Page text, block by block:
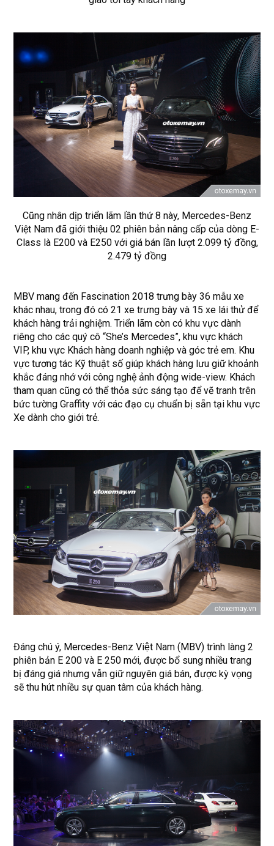
Cũng nhân dịp triển lãm lần thứ 8 này, Mercedes-Benz
Việt Nam đã giới thiệu 02 phiên bản nâng cấp của dòng E-
Class là E200 và E250 với giá bán lần lượt 2.099 tỷ đồng,
2.479 tỷ đồng
MBV mang đến Fascination 2018 trưng bày 36 mẫu xe
khác nhau, trong đó có 21 xe trưng bày và 15 xe lái thử để
khách hàng trải nghiệm. Triển lãm còn có khu vực dành
riêng cho các quý cô “She’s Mercedes”, khu vực khách
VIP, khu vực Khách hàng doanh nghiệp và góc trẻ em. Khu
vực tương tác Kỹ thuật số giúp khách hàng lưu giữ khoảnh
khắc đáng nhớ với công nghệ ảnh động wide-view. Khách
tham quan cũng có thể thỏa sức sáng tạo để vẽ tranh trên
bức tường Graffity với các đạo cụ chuẩn bị sẵn tại khu vực
Xe dành cho giới trẻ.
Đáng chú ý, Mercedes-Benz Việt Nam (MBV) trình làng 2
phiên bản E 200 và E 250 mới, được bổ sung nhiều trang
bị đáng giá nhưng vẫn giữ nguyên giá bán, được kỳ vọng
sẽ thu hút nhiều sự quan tâm của khách hàng.